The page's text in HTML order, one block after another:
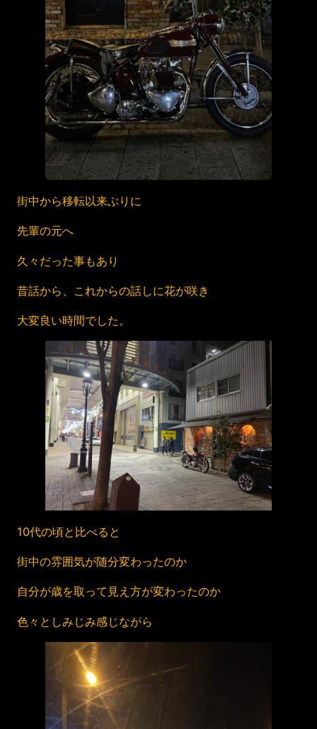
街中から移転以来ぶりに
先輩の元へ
久々だった事もあり
昔話から、これからの話しに花が咲き
大変良い時間でした。
10代の頃と比べると
街中の雰囲気が随分変わったのか
自分が歳を取って見え方が変わったのか
色々としみじみ感じながら